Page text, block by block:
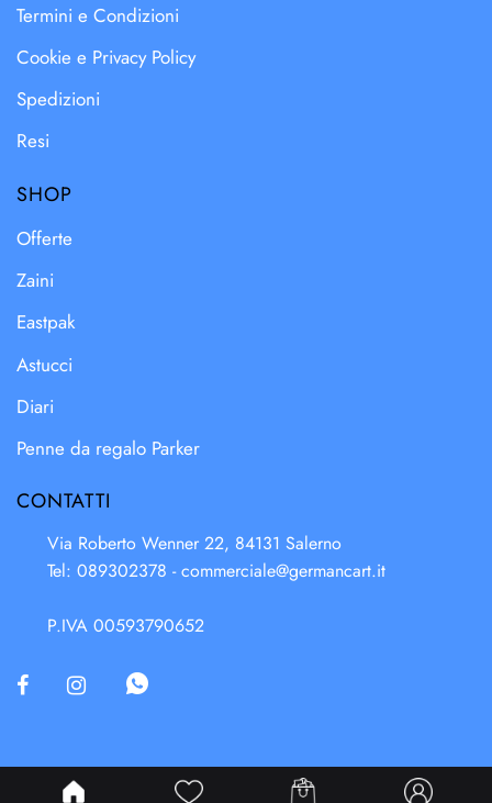
Termini e Condizioni
Cookie e Privacy Policy
Spedizioni
Resi
SHOP
Offerte
Zaini
Eastpak
Astucci
Diari
Penne da regalo Parker
CONTATTI
Via Roberto Wenner 22, 84131 Salerno
Tel: 089302378 -commerciale@germancart.it
P.IVA 00593790652